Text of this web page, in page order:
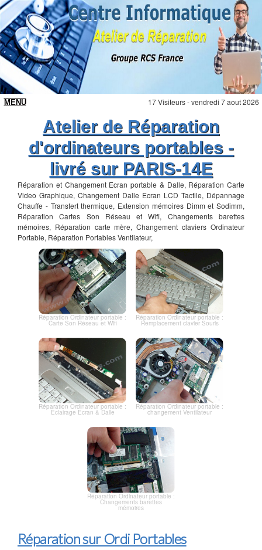
17 Visiteurs - vendredi 7 aout 2026
Atelier de Réparation
d'ordinateurs portables -
livré sur PARIS-14E
Réparation et Changement Ecran portable & Dalle, Réparation Carte
Video Graphique, Changement Dalle Ecran LCD Tactile, Dépannage
Chauffe - Transfert thermique, Extension mémoires Dimm et Sodimm,
Réparation Cartes Son Réseau et Wifi, Changements barettes
mémoires, Réparation carte mère, Changement claviers Ordinateur
Portable, Réparation Portables Ventilateur,
Réparation Ordinateur portable :
Carte Son Réseau et Wifi
Réparation Ordinateur portable :
Remplacement clavier Souris
Réparation Ordinateur portable :
Eclairage Ecran & Dalle
Réparation Ordinateur portable :
changement Ventilateur
Réparation Ordinateur portable :
Changements barettes
mémoires
Réparation sur Ordi Portables